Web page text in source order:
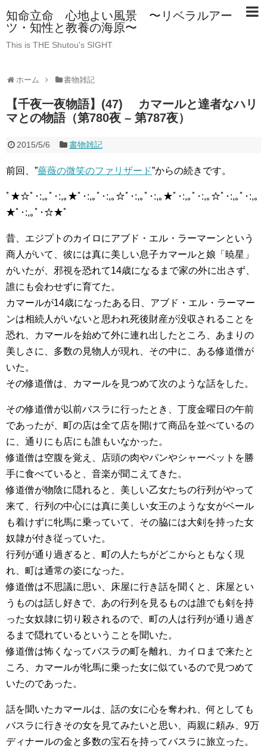
知命立命 心地よい風景 〜リベラルアー
ツ・知性と教養の海原〜
This is THE Shutou's SIGHT
ホーム 書物雑記
【千夜一夜物語】(47) カマールと達者なハリ
マとの物語（第780夜 – 第787夜）
2015/5/6 書物雑記
前回、”薔薇の微笑のファリザード”からの続きです。
ﾟ★☆ﾟ･:,｡ﾟ･:,｡★ﾟ･:,｡ﾟ･:,｡☆ﾟ･:,｡ﾟ･:,｡★ﾟ･:,｡ﾟ･:,｡☆ﾟ･:,｡ﾟ･:,｡
★ﾟ･:,｡ﾟ･☆★ﾟ
昔、エジプトのカイロにアブド・エル・ラーマーンという
商人がいて、彼には真に美しい息子カマールと娘「暁星」
がいたが、邪視を恐れて14歳になるまで家の外に出さず、
誰にも会わせずに育てた。
カマールが14歳になったある日、アブド・エル・ラーマー
ンは相続人がいないと思われ死後財産が没収されることを
恐れ、カマールを始めて外に連れ出したところ、あまりの
美しさに、多数の見物人が現れ、その中に、ある修道僧が
いた。
その修道僧は、カマールを見つめて次のような話をした。
その修道僧が以前バスラに行ったとき、丁度金曜日の午前
であったが、町の店は全て店を開けて商品を並べているの
に、通りにも店にも誰もいなかった。
修道僧は空腹を覚え、店頭の肉やパンやシャーベットを勝
手に食べていると、音楽が聞こえてきた。
修道僧が物陰に隠れると、美しい乙女たちの行列がやって
来て、行列の中心には真に美しい女王のような女がベール
も着けずに牝馬に乗っていて、その脇には大剣を持った女
奴隷が付き従っていた。
行列が通り過ぎると、町の人たちがどこからともなく現
れ、町は通常の姿になった。
修道僧は不思議に思い、床屋に行き話を聞くと、床屋とい
うものは話し好きで、あの行列を見るものは誰でも剣を持
った女奴隷に切り殺されるので、町の人は行列が通り過ぎ
るまで隠れているということを聞いた。
修道僧は怖くなってバスラの町を離れ、カイロまで来たと
ころ、カマールが牝馬に乗った女に似ているので見つめて
いたのであった。
話を聞いたカマールは、話の女に心を奪われ、何としても
バスラに行きその女を見てみたいと思い、両親に頼み、9万
ディナールの金と多数の宝石を持ってバスラに旅立った。